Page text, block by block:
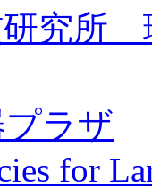
研究所
ラザ
for